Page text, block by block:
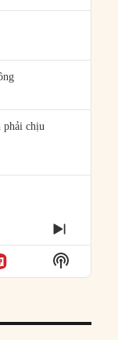
phải chịu
NEXT
Show
Podcast